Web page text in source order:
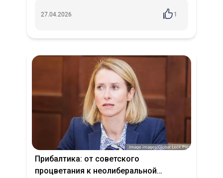
свободу и независимость, про то, что нельзя...
27.04.2026 1
Прибалтика: от советского
процветания к неолиберальной